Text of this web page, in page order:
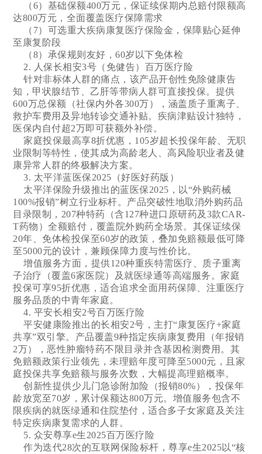
（6）基础保额400万元，保证续保期内总赔付限额高
达800万元，全面覆盖医疗保障需求
（7）可选重大疾病康复医疗保险金，保障贴心延伸
至康复阶段
（8）承保规则友好，60岁以下免体检
2. 人保长相安3号（免健告）百万医疗险
针对非标体人群的痛点，该产品开创性免除健康告
知，甲状腺结节、乙肝等带病人群可直接投保。提供
600万总保额（社保内外各300万），涵盖质子重离子、
救护车费用及异地转诊交通补贴。疾病津贴设计独特，
医保内自付超2万即可获额外补偿。
家庭投保最高享8折优惠，105岁超长投保年龄、无职
业限制等特性，使其成为高龄老人、高风险职业者及健
康异常人群的终极解决方案。
3. 太平洋蓝医保2025（好医好药版）
太平洋保险升级推出的蓝医保2025，以“外购药械
100%报销”树立行业标杆。产品突破性地取消外购药品
目录限制，207种特药（含127种进口原研药及3款CAR-
T药物）全额赔付，覆盖院外购药全场景。其保证续保
20年、免体检投保至60岁的政策，叠加免赔额最低可降
至5000元的设计，兼顾保障力度与性价比。
增值服务方面，提供120种重疾特需医疗、质子重离
子治疗（覆盖6家医院）及就医绿通等高端服务。家庭
投保可享95折优惠，适合追求全面用药保障、注重医疗
服务品质的中青年家庭。
4. 平安长相安2号百万医疗险
平安健康险推出的长相安2号，主打“康复医疗+家庭
共享”双引擎。产品覆盖9种指定疾病康复费用（年报销
2万），恶性肿瘤特药不限目录并含基因检测费用。其
免赔额政策行业领先，未理赔年度可降至5000元，且家
庭投保共享免赔额与服务次数，大幅提高理赔概率。
创新性提供少儿门急诊附加险（报销80%），投保年
龄放宽至70岁，累计保额达800万元。增值服务包含不
限疾病的就医绿通和住院垫付，适合多子女家庭及关注
特定疾病康复需求的人群。
5. 众安尊享e生2025百万医疗险
作为迭代28次的互联网保险标杆，尊享e生2025以“核